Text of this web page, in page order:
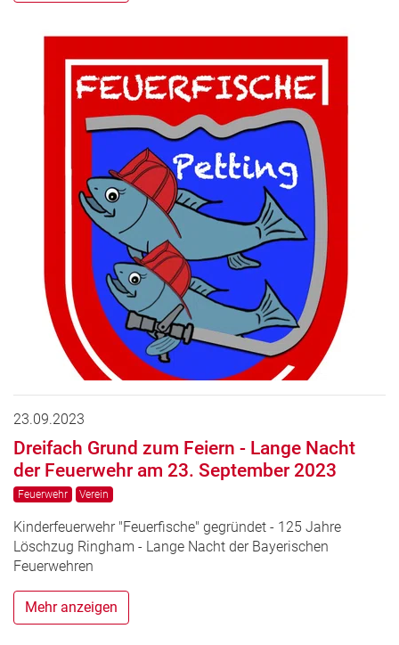
23.09.2023
Dreifach Grund zum Feiern - Lange Nacht
der Feuerwehr am 23. September 2023
Feuerwehr Verein
Kinderfeuerwehr "Feuerfische" gegründet - 125 Jahre
Löschzug Ringham - Lange Nacht der Bayerischen
Feuerwehren
Mehr anzeigen